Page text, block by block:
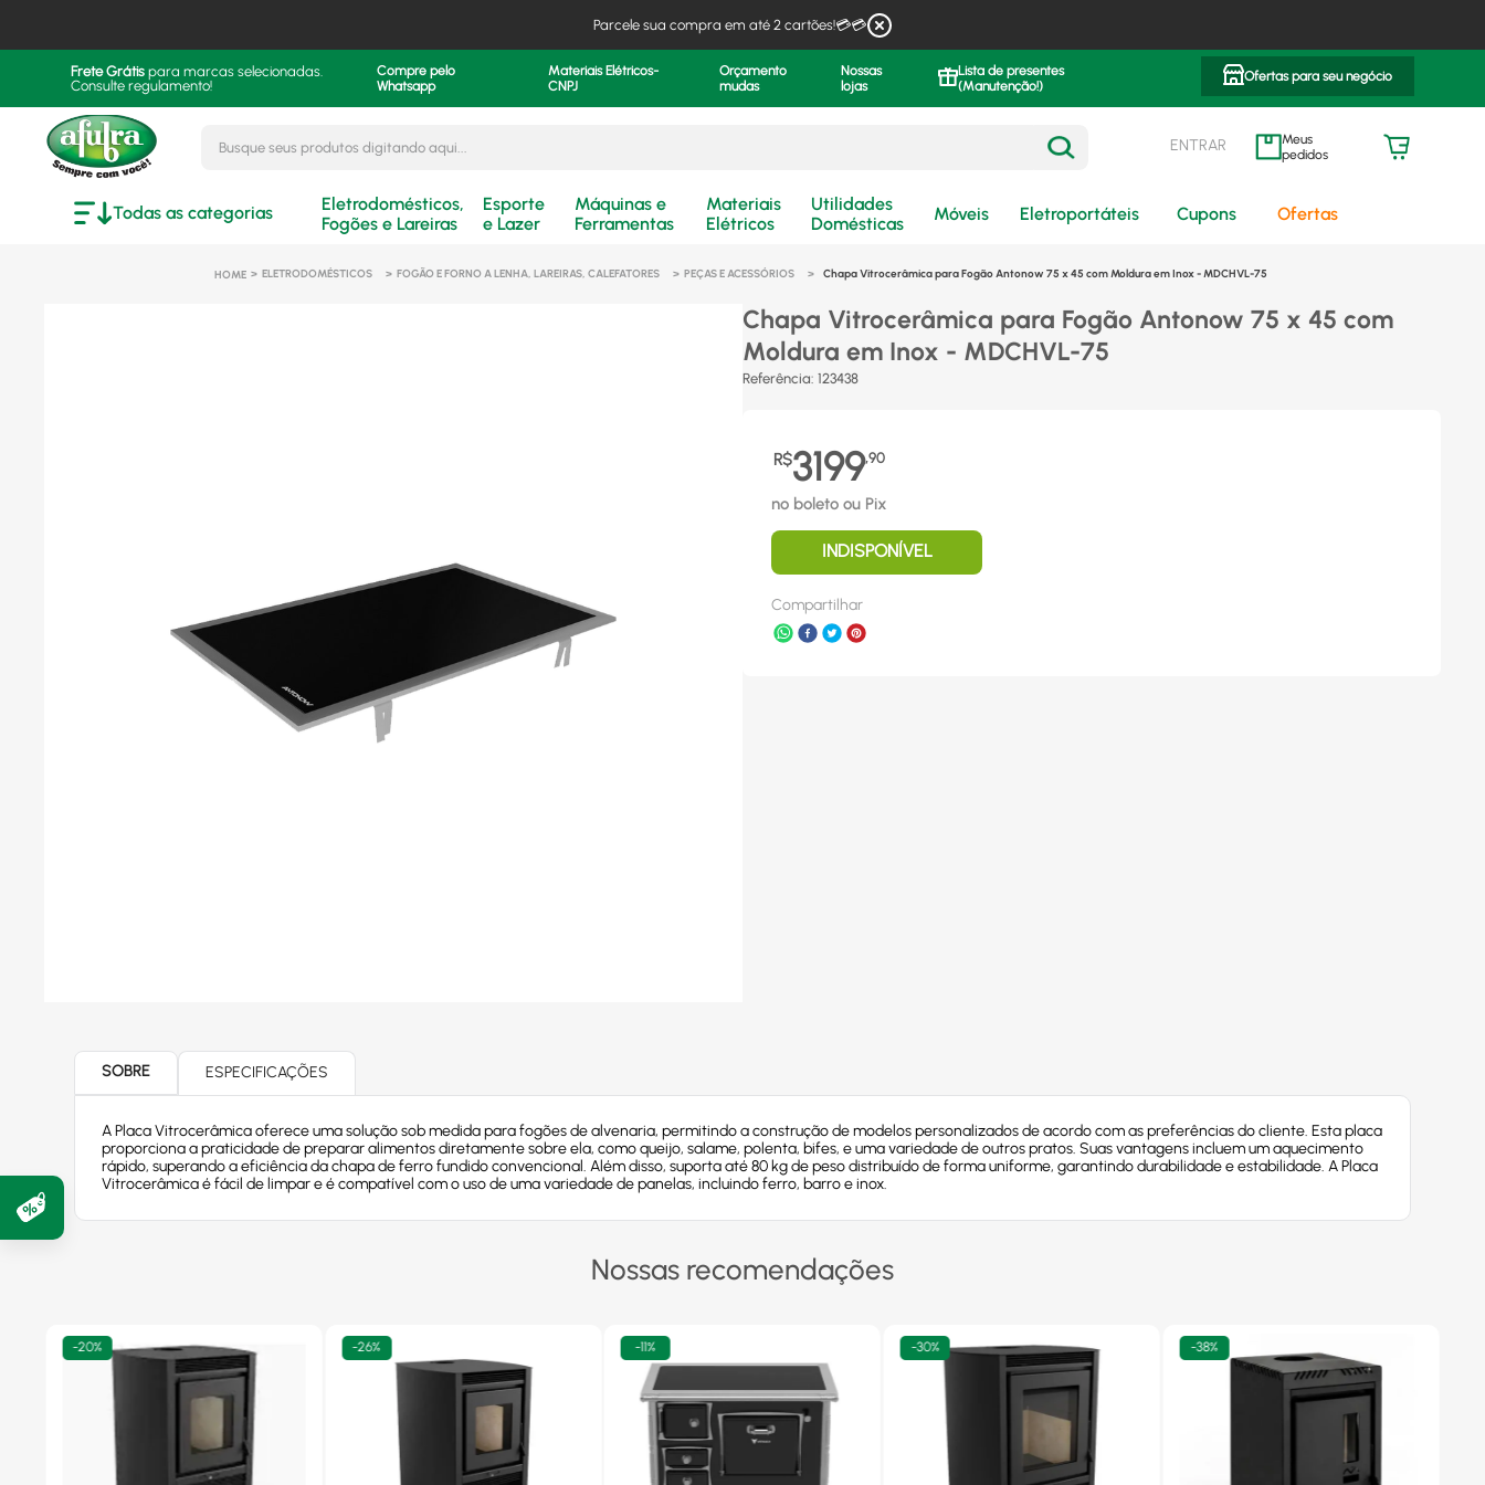
Parcele sua compra em até 2 cartões!💳💳
Frete Grátis para marcas selecionadas.
Consulte regulamento!
Compre pelo
Whatsapp
Materiais Elétricos-
CNPJ
Orçamento
mudas
Nossas
lojas
Lista de presentes
(Manutenção!)
Ofertas para seu negócio
ENTRAR meus pedidos
Todas as categorias
Eletrodomésticos,
Fogões e Lareiras
Esporte
e Lazer
Máquinas e
Ferramentas
Materiais
Elétricos
Utilidades
Domésticas
Móveis Eletroportáteis Cupons Ofertas
ELETRODOMÉSTICOS FOGÃO E FORNO A LENHA, LAREIRAS, CALEFATORES PEÇAS E ACESSÓRIOS Chapa Vitrocerâmica para Fogão Antonow 75 x 45 com Moldura em Inox - MDCHVL-75
Chapa Vitrocerâmica para Fogão Antonow 75 x 45 com
Moldura em Inox - MDCHVL-75
Referência: 123438
R$3199,90
no boleto ou Pix
INDISPONÍVEL
Compartilhar
SOBRE ESPECIFICAÇÕES
A Placa Vitrocerâmica oferece uma solução sob medida para fogões de alvenaria, permitindo a construção de modelos personalizados de acordo com as preferências do cliente. Esta placa
proporciona a praticidade de preparar alimentos diretamente sobre ela, como queijo, salame, polenta, bifes, e uma variedade de outros pratos. Suas vantagens incluem um aquecimento
rápido, superando a eficiência da chapa de ferro fundido convencional. Além disso, suporta até 80 kg de peso distribuído de forma uniforme, garantindo durabilidade e estabilidade. A Placa
Vitrocerâmica é fácil de limpar e é compatível com o uso de uma variedade de panelas, incluindo ferro, barro e inox.
Nossas recomendações
-20% -26% -11% -30% -38%